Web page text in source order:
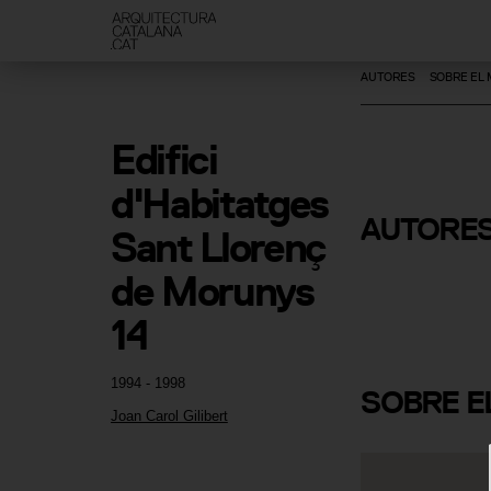
1994 - 1998
Joan Carol Gilibert
Edifici
d'Habitatges
Sant Llorenç
de Morunys
14
AUTORES SOBRE EL
Joan Carol
SOBRE